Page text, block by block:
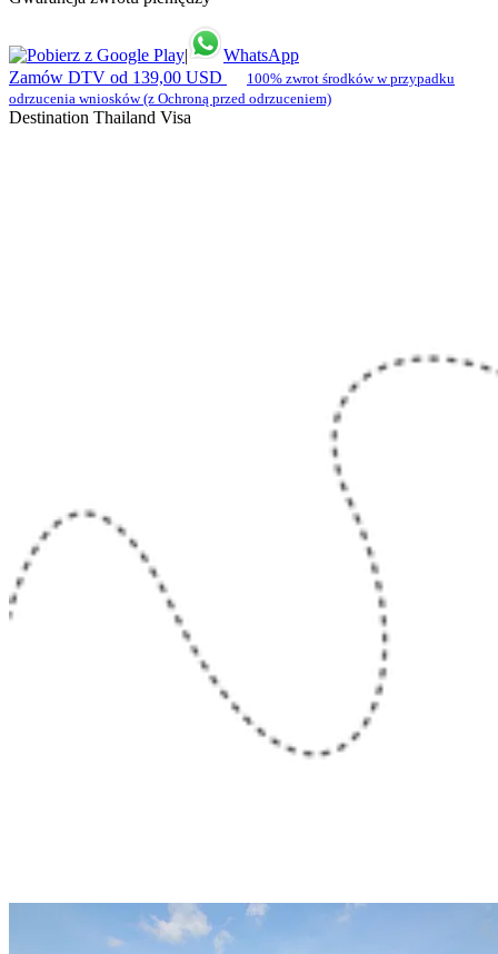
|
WhatsApp
Zamów DTV od 139,00 USD
100% zwrot środków w przypadku
odrzucenia wniosków (z Ochroną przed odrzuceniem)
Destination Thailand Visa